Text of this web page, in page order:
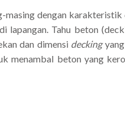
dengan
lapangan. Tahu beton
dan dimensi deckingyang
menambal beton yang